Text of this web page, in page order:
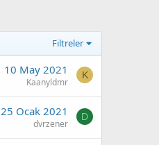
Filtreler
10 May 2021
Kaanyldmr
K
25 Ocak 2021
dvrzener
D